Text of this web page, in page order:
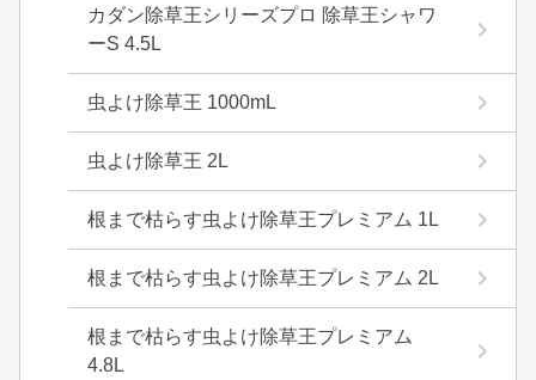
カダン除草王シリーズプロ 除草王シャワ
ーS 4.5L
虫よけ除草王 1000mL
虫よけ除草王 2L
根まで枯らす虫よけ除草王プレミアム 1L
根まで枯らす虫よけ除草王プレミアム 2L
根まで枯らす虫よけ除草王プレミアム
4.8L